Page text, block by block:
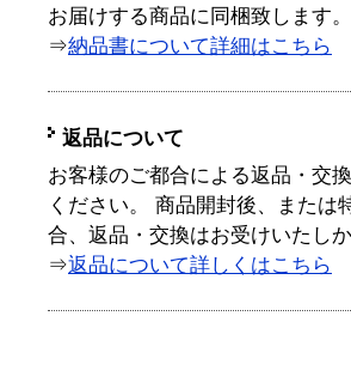
お届けする商品に同梱致します。
⇒納品書について詳細はこちら
返品について
お客様のご都合による返品・交
ください。 商品開封後、または
合、返品・交換はお受けいたし
⇒返品について詳しくはこちら